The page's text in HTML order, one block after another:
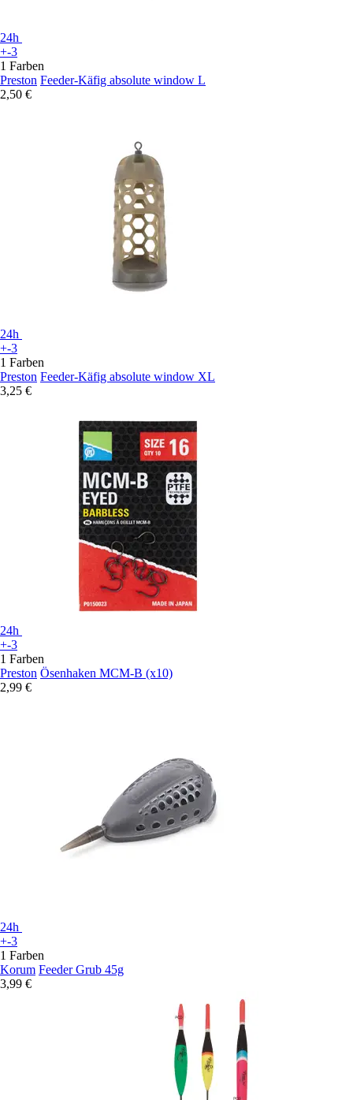
24h
+-3
1 Farben
Preston Feeder-Käfig absolute window L
2,50 €
24h
+-3
1 Farben
Preston Feeder-Käfig absolute window XL
3,25 €
24h
+-3
1 Farben
Preston Ösenhaken MCM-B (x10)
2,99 €
24h
+-3
1 Farben
Korum Feeder Grub 45g
3,99 €